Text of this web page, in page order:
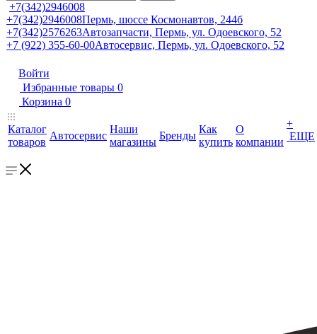
+7(342)2946008
+7(342)2946008Пермь, шоссе Космонавтов, 244б
+7(342)2576263Автозапчасти, Пермь, ул. Одоевского, 52
+7 (922) 355-60-00Автосервис, Пермь, ул. Одоевского, 52
Войти
Избранные товары 0
Корзина 0
Каталог
товаров
Автосервис
Наши
магазины
Бренды
Как
купить
О
компании
+
ЕЩЕ